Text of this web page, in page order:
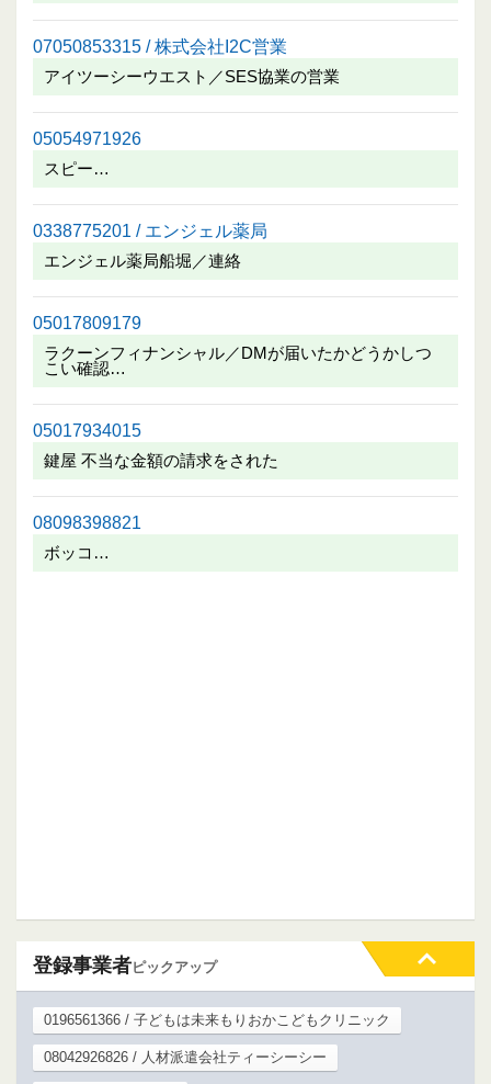
07050853315 / 株式会社I2C営業
アイツーシーウエスト／SES協業の営業
05054971926
スピー…
0338775201 / エンジェル薬局
エンジェル薬局船堀／連絡
05017809179
ラクーンフィナンシャル／DMが届いたかどうかしつ
こい確認…
05017934015
鍵屋 不当な金額の請求をされた
08098398821
ボッコ…
登録事業者ピックアップ
0196561366 / 子どもは未来もりおかこどもクリニック
08042926826 / 人材派遣会社ティーシーシー